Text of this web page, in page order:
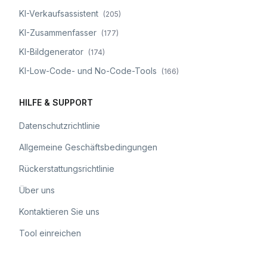
KI-Verkaufsassistent (205)
KI-Zusammenfasser (177)
KI-Bildgenerator (174)
KI-Low-Code- und No-Code-Tools (166)
HILFE & SUPPORT
Datenschutzrichtlinie
Allgemeine Geschäftsbedingungen
Rückerstattungsrichtlinie
Über uns
Kontaktieren Sie uns
Tool einreichen